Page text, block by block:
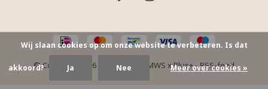
© Copyright 2026 - Theme By DMWS xPlus+-RSS-feed
Wij slaan cookies op om onze website te verbeteren. Is dat
akkoord? Ja Nee Meer over cookies »